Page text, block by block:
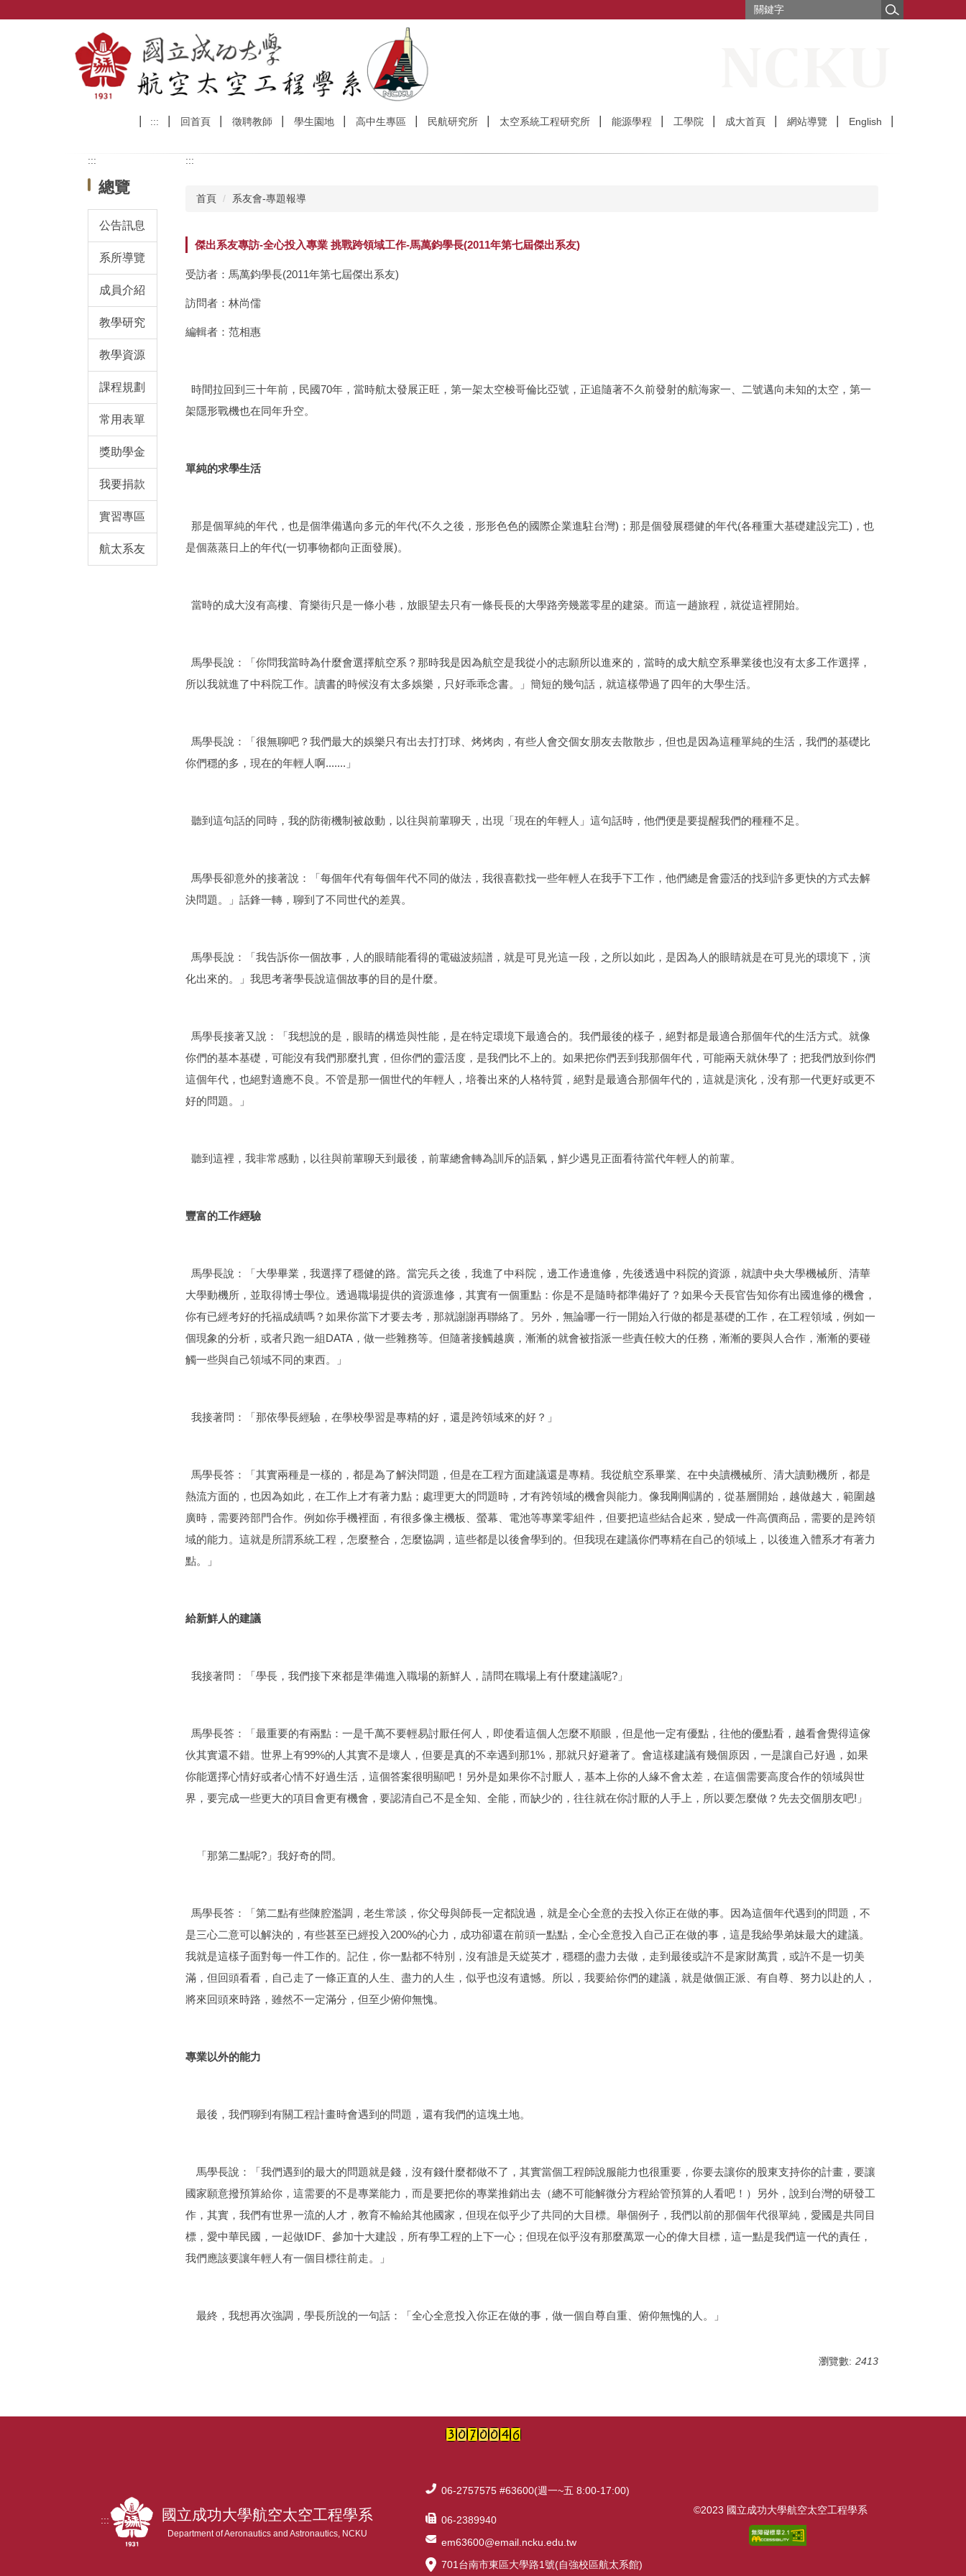
:::
回首頁 徵聘教師 學生園地 高中生專區 民航研究所 太空系統工程研究所 能源學程 工學院 成大首頁 網站導覽 English
:::
總覽
公告訊息
系所導覽
成員介紹
教學研究
教學資源
課程規劃
常用表單
獎助學金
我要捐款
實習專區
航太系友
:::
首頁 系友會-專題報導
傑出系友專訪-全心投入專業 挑戰跨領域工作-馬萬鈞學長(2011年第七屆傑出系友)
受訪者：馬萬鈞學長(2011年第七屆傑出系友)
訪問者：林尚儒
編輯者：范相惠
時間拉回到三十年前，民國70年，當時航太發展正旺，第一架太空梭哥倫比亞號，正追隨著不久前發射的航海家一、二號邁向未知的太空，第一
架隱形戰機也在同年升空。
單純的求學生活
那是個單純的年代，也是個準備邁向多元的年代(不久之後，形形色色的國際企業進駐台灣)；那是個發展穩健的年代(各種重大基礎建設完工)，也
是個蒸蒸日上的年代(一切事物都向正面發展)。
當時的成大沒有高樓、育樂街只是一條小巷，放眼望去只有一條長長的大學路旁幾叢零星的建築。而這一趟旅程，就從這裡開始。
馬學長說：「你問我當時為什麼會選擇航空系？那時我是因為航空是我從小的志願所以進來的，當時的成大航空系畢業後也沒有太多工作選擇，
所以我就進了中科院工作。讀書的時候沒有太多娛樂，只好乖乖念書。」簡短的幾句話，就這樣帶過了四年的大學生活。
馬學長說：「很無聊吧？我們最大的娛樂只有出去打打球、烤烤肉，有些人會交個女朋友去散散步，但也是因為這種單純的生活，我們的基礎比
你們穩的多，現在的年輕人啊.......」
聽到這句話的同時，我的防衛機制被啟動，以往與前輩聊天，出現「現在的年輕人」這句話時，他們便是要提醒我們的種種不足。
馬學長卻意外的接著說：「每個年代有每個年代不同的做法，我很喜歡找一些年輕人在我手下工作，他們總是會靈活的找到許多更快的方式去解
決問題。」話鋒一轉，聊到了不同世代的差異。
馬學長說：「我告訴你一個故事，人的眼睛能看得的電磁波頻譜，就是可見光這一段，之所以如此，是因為人的眼睛就是在可見光的環境下，演
化出來的。」我思考著學長說這個故事的目的是什麼。
馬學長接著又說：「我想說的是，眼睛的構造與性能，是在特定環境下最適合的。我們最後的樣子，絕對都是最適合那個年代的生活方式。就像
你們的基本基礎，可能沒有我們那麼扎實，但你們的靈活度，是我們比不上的。如果把你們丟到我那個年代，可能兩天就休學了；把我們放到你們
這個年代，也絕對適應不良。不管是那一個世代的年輕人，培養出來的人格特質，絕對是最適合那個年代的，這就是演化，没有那一代更好或更不
好的問題。」
聽到這裡，我非常感動，以往與前輩聊天到最後，前輩總會轉為訓斥的語氣，鮮少遇見正面看待當代年輕人的前輩。
豐富的工作經驗
馬學長說：「大學畢業，我選擇了穩健的路。當完兵之後，我進了中科院，邊工作邊進修，先後透過中科院的資源，就讀中央大學機械所、清華
大學動機所，並取得博士學位。透過職場提供的資源進修，其實有一個重點：你是不是隨時都準備好了？如果今天長官告知你有出國進修的機會，
你有已經考好的托福成績嗎？如果你當下才要去考，那就謝謝再聯絡了。另外，無論哪一行一開始入行做的都是基礎的工作，在工程領域，例如一
個現象的分析，或者只跑一組DATA，做一些雜務等。但隨著接觸越廣，漸漸的就會被指派一些責任較大的任務，漸漸的要與人合作，漸漸的要碰
觸一些與自己領域不同的東西。」
我接著問：「那依學長經驗，在學校學習是專精的好，還是跨領域來的好？」
馬學長答：「其實兩種是一樣的，都是為了解決問題，但是在工程方面建議還是專精。我從航空系畢業、在中央讀機械所、清大讀動機所，都是
熱流方面的，也因為如此，在工作上才有著力點；處理更大的問題時，才有跨領域的機會與能力。像我剛剛講的，從基層開始，越做越大，範圍越
廣時，需要跨部門合作。例如你手機裡面，有很多像主機板、螢幕、電池等專業零組件，但要把這些結合起來，變成一件高價商品，需要的是跨領
域的能力。這就是所謂系統工程，怎麼整合，怎麼協調，這些都是以後會學到的。但我現在建議你們專精在自己的領域上，以後進入體系才有著力
點。」
給新鮮人的建議
我接著問：「學長，我們接下來都是準備進入職場的新鮮人，請問在職場上有什麼建議呢?」
馬學長答：「最重要的有兩點：一是千萬不要輕易討厭任何人，即使看這個人怎麼不順眼，但是他一定有優點，往他的優點看，越看會覺得這傢
伙其實還不錯。世界上有99%的人其實不是壞人，但要是真的不幸遇到那1%，那就只好避著了。會這樣建議有幾個原因，一是讓自己好過，如果
你能選擇心情好或者心情不好過生活，這個答案很明顯吧！另外是如果你不討厭人，基本上你的人緣不會太差，在這個需要高度合作的領域與世
界，要完成一些更大的項目會更有機會，要認清自己不是全知、全能，而缺少的，往往就在你討厭的人手上，所以要怎麼做？先去交個朋友吧!」
「那第二點呢?」我好奇的問。
馬學長答：「第二點有些陳腔濫調，老生常談，你父母與師長一定都說過，就是全心全意的去投入你正在做的事。因為這個年代遇到的問題，不
是三心二意可以解決的，有些甚至已經投入200%的心力，成功卻還在前頭一點點，全心全意投入自己正在做的事，這是我給學弟妹最大的建議。
我就是這樣子面對每一件工作的。記住，你一點都不特別，沒有誰是天緃英才，穩穩的盡力去做，走到最後或許不是家財萬貫，或許不是一切美
滿，但回頭看看，自己走了一條正直的人生、盡力的人生，似乎也沒有遺憾。所以，我要給你們的建議，就是做個正派、有自尊、努力以赴的人，
將來回頭來時路，雖然不一定滿分，但至少俯仰無愧。
專業以外的能力
最後，我們聊到有關工程計畫時會遇到的問題，還有我們的這塊土地。
馬學長說：「我們遇到的最大的問題就是錢，沒有錢什麼都做不了，其實當個工程師說服能力也很重要，你要去讓你的股東支持你的計畫，要讓
國家願意撥預算給你，這需要的不是專業能力，而是要把你的專業推銷出去（總不可能解微分方程給管預算的人看吧！）另外，說到台灣的研發工
作，其實，我們有世界一流的人才，教育不輸給其他國家，但現在似乎少了共同的大目標。舉個例子，我們以前的那個年代很單純，愛國是共同目
標，愛中華民國，一起做IDF、參加十大建設，所有學工程的上下一心；但現在似乎沒有那麼萬眾一心的偉大目標，這一點是我們這一代的責任，
我們應該要讓年輕人有一個目標往前走。」
最終，我想再次強調，學長所說的一句話：「全心全意投入你正在做的事，做一個自尊自重、俯仰無愧的人。」
瀏覽數: 2413
::: 國立成功大學航空太空工程學系
Department of Aeronautics and Astronautics, NCKU
06-2757575 #63600(週一~五 8:00-17:00)
06-2389940
em63600@email.ncku.edu.tw
701台南市東區大學路1號(自強校區航太系館)
©2023 國立成功大學航空太空工程學系